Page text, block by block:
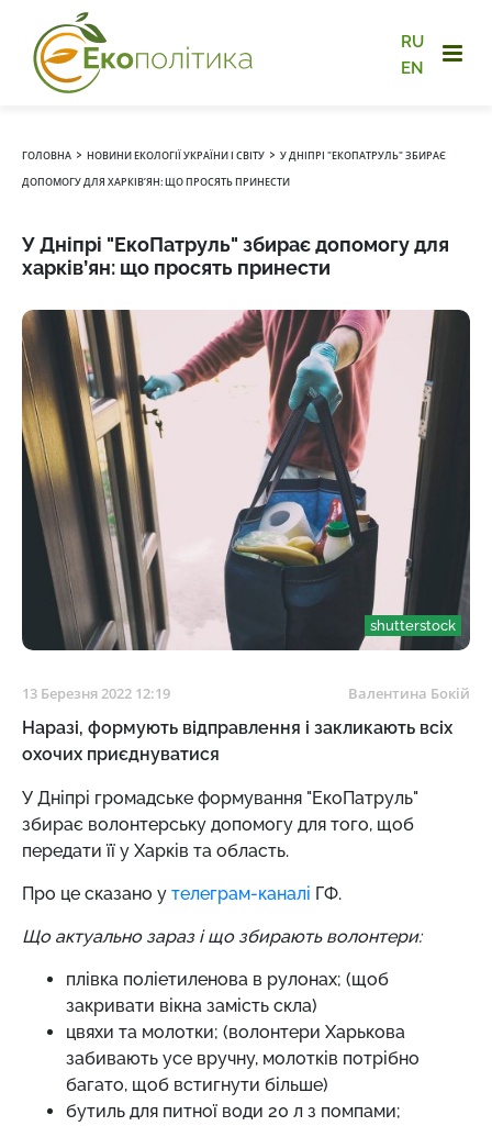
RU
EN
ГОЛОВНА › НОВИНИ ЕКОЛОГІЇ УКРАЇНИ І СВІТУ › У ДНІПРІ "ЕКОПАТРУЛЬ" ЗБИРАЄ
ДОПОМОГУ ДЛЯ ХАРКІВ’ЯН: ЩО ПРОСЯТЬ ПРИНЕСТИ
У Дніпрі "ЕкоПатруль" збирає допомогу для
харків’ян: що просять принести
shutterstock
13 Березня 2022 12:19 Валентина Бокій
Наразі, формують відправлення і закликають всіх
охочих приєднуватися
У Дніпрі громадське формування "ЕкоПатруль"
збирає волонтерську допомогу для того, щоб
передати її у Харків та область.
Про це сказано у телеграм-каналі ГФ.
Що актуально зараз і що збирають волонтери:
плівка поліетиленова в рулонах; (щоб
закривати вікна замість скла)
цвяхи та молотки; (волонтери Харькова
забивають усе вручну, молотків потрібно
багато, щоб встигнути більше)
бутиль для питної води 20 л з помпами;